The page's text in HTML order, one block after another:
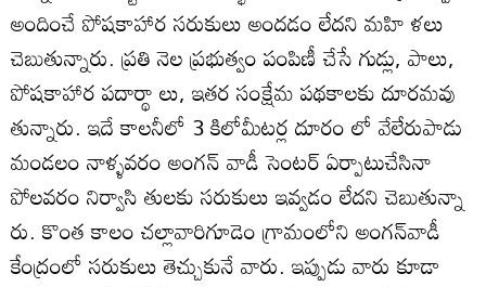
అందించే పోషకాహార సరుకులు అందడం లేదని మహి ళలు
చెబుతున్నారు. ప్రతి నెల ప్రభుత్వం పంపిణీ చేసే గుడ్లు, పాలు,
పోషకాహార పదార్థా లు, ఇతర సంక్షేమ పథకాలకు దూరమవు
తున్నారు. ఇదే కాలనీలో 3 కిలోమీటర్ల దూరం లో వేలేరుపాడు
మండలం నాళ్ళవరం అంగన్‌ వాడీ సెంటర్‌ ఏర్పాటుచేసినా
పోలవరం నిర్వాసి తులకు సరుకులు ఇవ్వడం లేదని చెబుతున్నా
రు. కొంత కాలం చల్లావారిగూడెం గ్రామంలోని అంగన్‌వాడీ
కేంద్రంలో సరుకులు తెచ్చుకునే వారు. ఇప్పుడు వారు కూడా